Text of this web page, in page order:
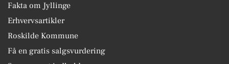
Fakta om Jyllinge
Erhvervsartikler
Roskilde Kommune
Få en gratis salgsvurdering